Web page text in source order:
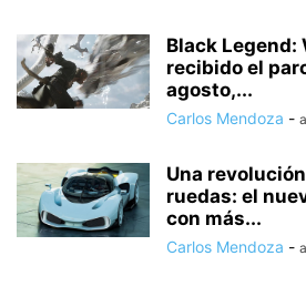
Black Legend:
recibido el
agosto,...
Carlos Mendoza -
Una
ruedas: el
con más...
Carlos Mendoza -